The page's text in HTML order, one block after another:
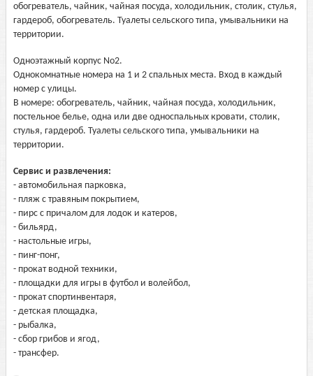
обогреватель, чайник, чайная посуда, холодильник, столик, стулья,
гардероб, обогреватель. Туалеты сельского типа, умывальники на
территории.
Одноэтажный корпус No2.
Однокомнатные номера на 1 и 2 спальных места. Вход в каждый
номер с улицы.
В номере: обогреватель, чайник, чайная посуда, холодильник,
постельное белье, одна или две односпальных кровати, столик,
стулья, гардероб. Туалеты сельского типа, умывальники на
территории.
Сервис и развлечения:
- автомобильная парковка,
- пляж с травяным покрытием,
- пирс с причалом для лодок и катеров,
- бильярд,
- настольные игры,
- пинг-понг,
- прокат водной техники,
- площадки для игры в футбол и волейбол,
- прокат спортинвентаря,
- детская площадка,
- рыбалка,
- сбор грибов и ягод,
- трансфер.